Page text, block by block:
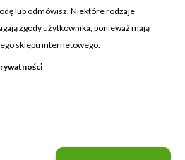
lub odmówisz. Niektóre rodzaje
zgody użytkownika, ponieważ mają
sklepu internetowego.
pliki cookie oraz cookie